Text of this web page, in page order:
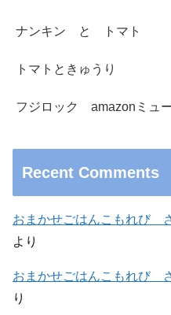
ナンキン と トマト
トマトときゅうり
フジロック amazonミュ
Recent Comments
おまかせごはんこもれび
より
おまかせごはんこもれび
り